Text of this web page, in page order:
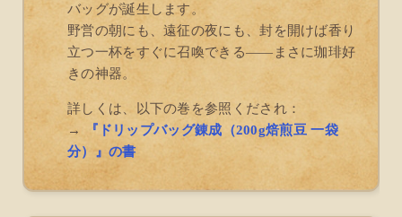
バッグが誕生します。
野営の朝にも、遠征の夜にも、封を開けば香り
立つ一杯をすぐに召喚できる――まさに珈琲好
きの神器。
詳しくは、以下の巻を参照くだされ：
→
『ドリップバッグ錬成（200g焙煎豆 一袋
分）』の書